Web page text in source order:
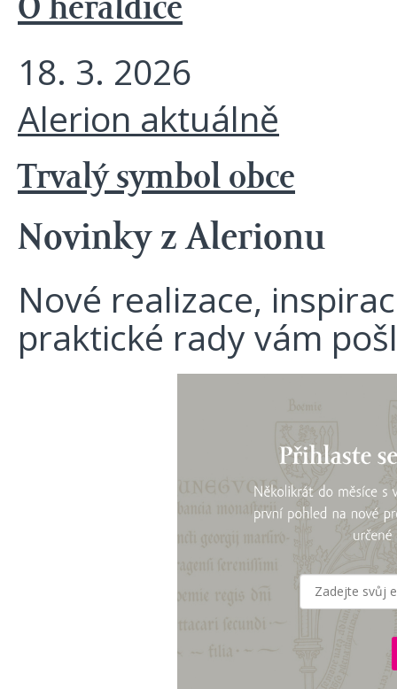
O heraldice
18. 3. 2026
Alerion aktuálně
Trvalý symbol obce
Novinky z Alerionu
Nové realizace,
praktické rady vám